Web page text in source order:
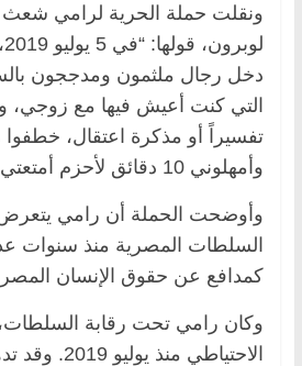
ونقلت حملة الحرية لرامي
دخل رجال ملثمون ومدججون
التي كنت أعيش فيها مع زوجي،
تفسيراً أو مذكرة اعتقال،
وأمهلوني 10 دقائق لأحزم أمتعتي وأُرحَّل من مصر”.
وأوضحت الحملة أن رامي
السلطات المصرية منذ سنوات
كمدافع عن حقوق الإنسان
وكان رامي تحت رقابة
الاحتياطي منذ